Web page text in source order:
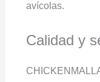
avícolas.
Calidad y